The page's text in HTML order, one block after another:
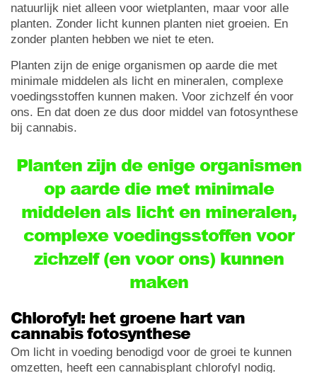
natuurlijk niet alleen voor wietplanten, maar voor alle
planten. Zonder licht kunnen planten niet groeien. En
zonder planten hebben we niet te eten.
Planten zijn de enige organismen op aarde die met
minimale middelen als licht en mineralen, complexe
voedingsstoffen kunnen maken. Voor zichzelf én voor
ons. En dat doen ze dus door middel van fotosynthese
bij cannabis.
Planten zijn de enige organismen
op aarde die met minimale
middelen als licht en mineralen,
complexe voedingsstoffen voor
zichzelf (en voor ons) kunnen
maken
Chlorofyl: het groene hart van
cannabis fotosynthese
Om licht in voeding benodigd voor de groei te kunnen
omzetten, heeft een cannabisplant chlorofyl nodig.